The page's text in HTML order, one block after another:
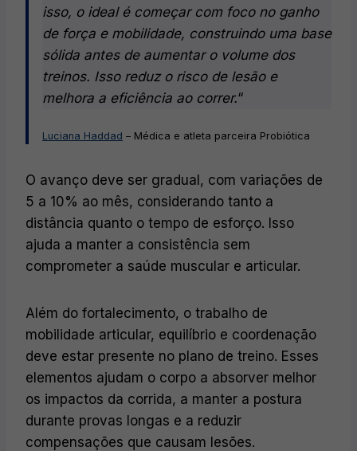
isso, o ideal é começar com foco no ganho
de força e mobilidade, construindo uma base
sólida antes de aumentar o volume dos
treinos. Isso reduz o risco de lesão e
melhora a eficiência ao correr.“
Luciana Haddad – Médica e atleta parceira Probiótica
O avanço deve ser gradual, com variações de
5 a 10% ao mês, considerando tanto a
distância quanto o tempo de esforço. Isso
ajuda a manter a consistência sem
comprometer a saúde muscular e articular.
Além do fortalecimento, o trabalho de
mobilidade articular, equilíbrio e coordenação
deve estar presente no plano de treino. Esses
elementos ajudam o corpo a absorver melhor
os impactos da corrida, a manter a postura
durante provas longas e a reduzir
compensações que causam lesões.